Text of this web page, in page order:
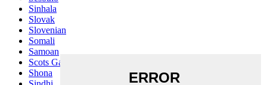
Sinhala
Slovak
Slovenian
Somali
Samoan
Scots Gaelic
Shona